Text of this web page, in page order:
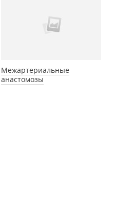
Межартериальные
анастомозы